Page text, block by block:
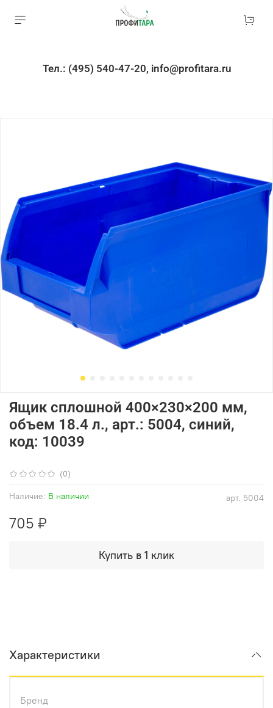
Тел.: (495) 540-47-20, info@profitara.ru
(0)
арт. 5004
Наличие: В наличии
Ящик сплошной 400×230×200 мм,
объем 18.4 л., арт.: 5004, синий,
код: 10039
705 ₽
Купить в 1 клик
Характеристики
Бренд